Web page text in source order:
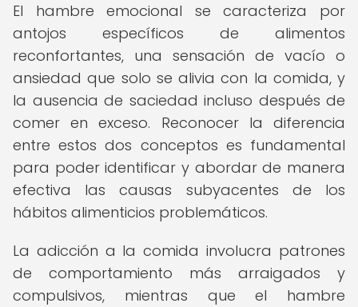
El hambre emocional se caracteriza por
antojos específicos de alimentos
reconfortantes, una sensación de vacío o
ansiedad que solo se alivia con la comida, y
la ausencia de saciedad incluso después de
comer en exceso. Reconocer la diferencia
entre estos dos conceptos es fundamental
para poder identificar y abordar de manera
efectiva las causas subyacentes de los
hábitos alimenticios problemáticos.
La adicción a la comida involucra patrones
de comportamiento más arraigados y
compulsivos, mientras que el hambre